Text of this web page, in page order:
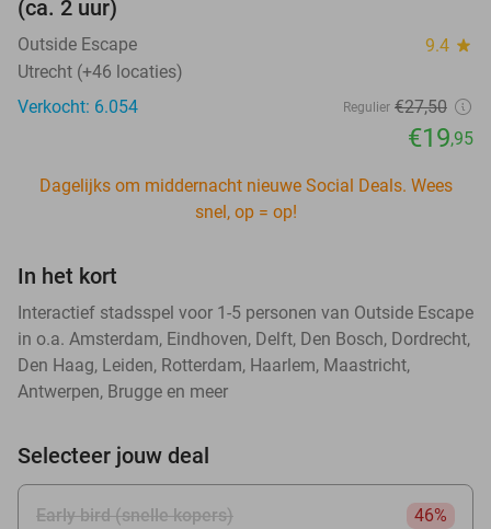
(ca. 2 uur)
Outside Escape 9.4 star
Utrecht (+46 locaties)
Verkocht: 6.054
Regulier €27,50
€19,95
Dagelijks om middernacht nieuwe Social Deals. Wees
snel, op = op!
In het kort
Interactief stadsspel voor 1-5 personen van Outside Escape
in o.a. Amsterdam, Eindhoven, Delft, Den Bosch, Dordrecht,
Den Haag, Leiden, Rotterdam, Haarlem, Maastricht,
Antwerpen, Brugge en meer
Selecteer jouw deal
Early bird (snelle kopers)
46%